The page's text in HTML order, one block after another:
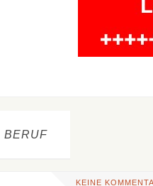
BERUF
KEINE